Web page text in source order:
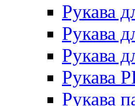
Рукава
Рукава
Рукава
Рукава
Рукава